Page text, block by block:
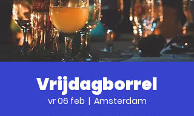
Vrijdagborrel
vr 06 feb
  |
Amsterdam